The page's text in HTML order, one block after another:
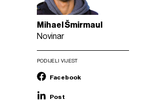
Mihael Šmirmaul
Novinar
PODIJELI VIJEST
Facebook
Post